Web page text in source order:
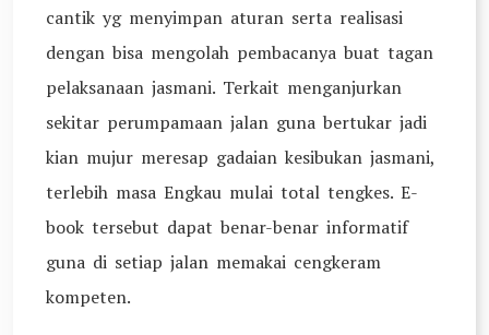
cantik yg menyimpan aturan serta realisasi
dengan bisa mengolah pembacanya buat tagan
pelaksanaan jasmani. Terkait menganjurkan
sekitar perumpamaan jalan guna bertukar jadi
kian mujur meresap gadaian kesibukan jasmani,
terlebih masa Engkau mulai total tengkes. E-
book tersebut dapat benar-benar informatif
guna di setiap jalan memakai cengkeram
kompeten.